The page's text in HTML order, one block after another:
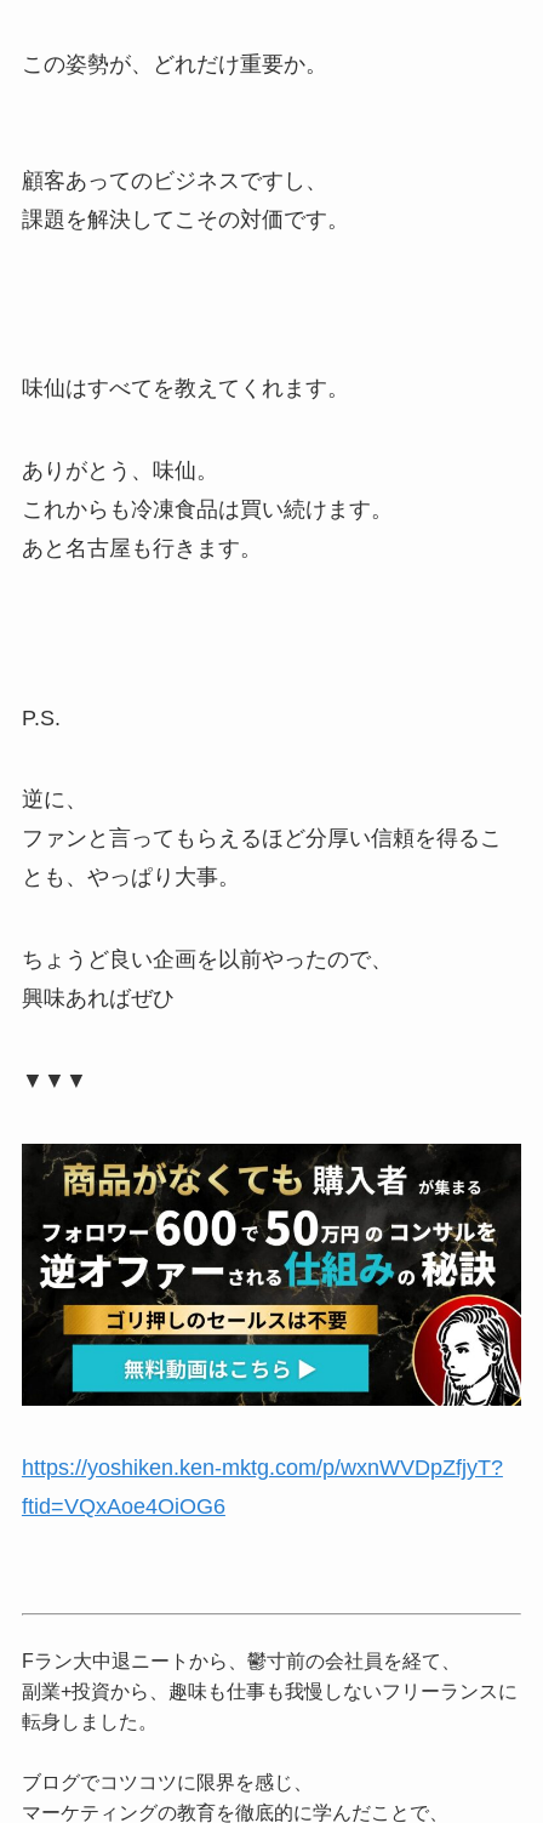
この姿勢が、どれだけ重要か。
顧客あってのビジネスですし、
課題を解決してこその対価です。
味仙はすべてを教えてくれます。
ありがとう、味仙。
これからも冷凍食品は買い続けます。
あと名古屋も行きます。
P.S.
逆に、
ファンと言ってもらえるほど分厚い信頼を得るこ
とも、やっぱり大事。
ちょうど良い企画を以前やったので、
興味あればぜひ
▼▼▼
https://yoshiken.ken-mktg.com/p/wxnWVDpZfjyT?
ftid=VQxAoe4OiOG6
Fラン大中退ニートから、鬱寸前の会社員を経て、
副業+投資から、趣味も仕事も我慢しないフリーランスに
転身しました。
ブログでコツコツに限界を感じ、
マーケティングの教育を徹底的に学んだことで、